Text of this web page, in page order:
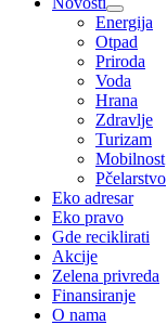
Energija
Otpad
Priroda
Voda
Hrana
Zdravlje
Turizam
Mobilnost
Pčelarstvo
Eko adresar
Eko pravo
Gde reciklirati
Akcije
Zelena privreda
Finansiranje
O nama